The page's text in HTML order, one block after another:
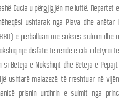
Gucia u përgjigjën me luftë. Repartet e
ushtarak nga Plava dhe anëtar i
e përballuan me sukses sulmin dhe u
një disfatë të rëndë e cila i detyroi të
Beteja e Nokshiqit dhe Beteja e Pepajt.
ushtarë malazezë, të rreshtuar në vijën
prisnin urdhrin e sulmit nga princ